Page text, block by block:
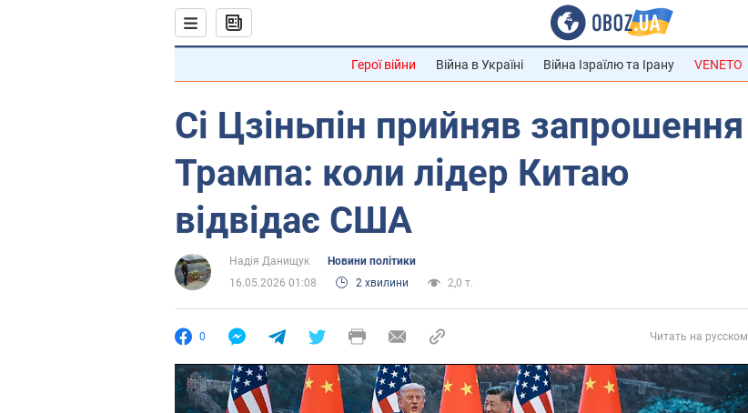
Герої війни Війна в Україні Війна Ізраїлю та Ірану VENETO
Сі Цзіньпін прийняв запрошення
Трампа: коли лідер Китаю
відвідає США
Надія Данищук
Новини політики
16.05.2026 01:08
2 хвилини 2,0 т.
0 Читать на русском